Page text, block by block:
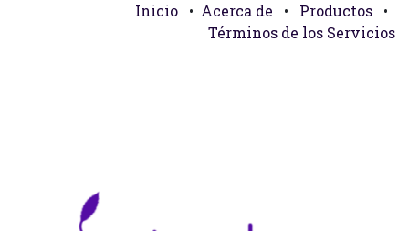
Inicio • Acerca de • Productos
•
Términos de los Servicios